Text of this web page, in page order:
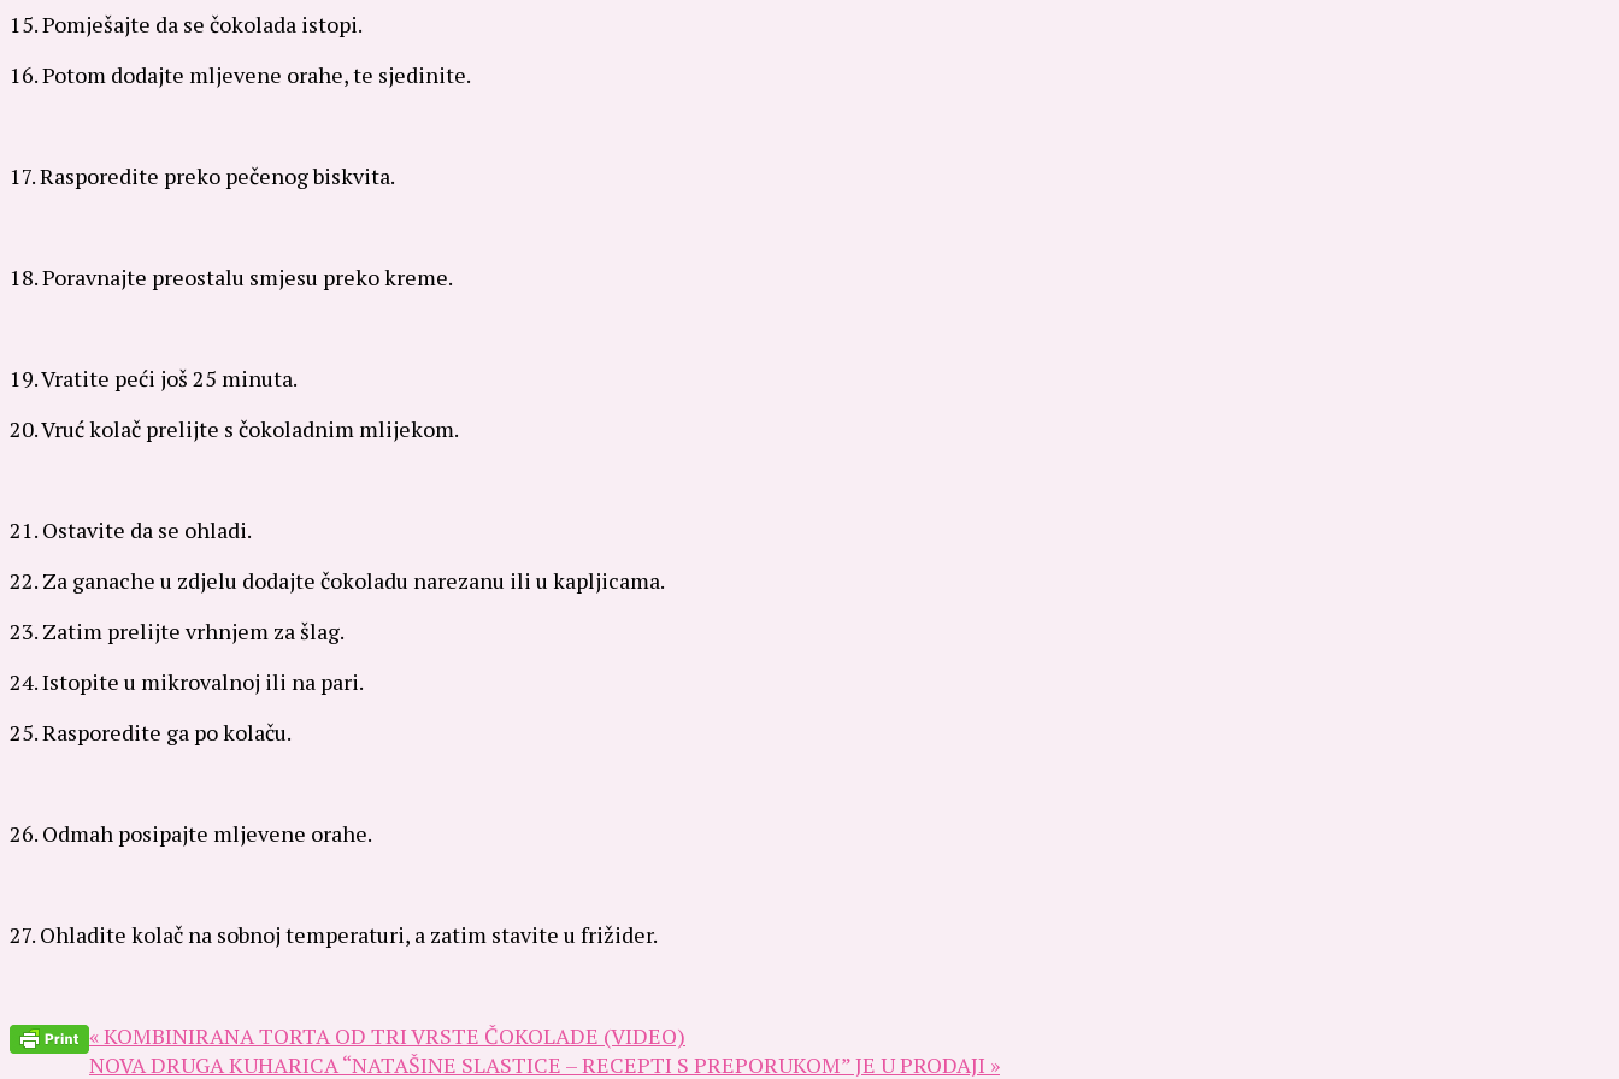
15. Pomješajte da se čokolada istopi.
16. Potom dodajte mljevene orahe, te sjedinite.
17. Rasporedite preko pečenog biskvita.
18. Poravnajte preostalu smjesu preko kreme.
19. Vratite peći još 25 minuta.
20. Vruć kolač prelijte s čokoladnim mlijekom.
21. Ostavite da se ohladi.
22. Za ganache u zdjelu dodajte čokoladu narezanu ili u kapljicama.
23. Zatim prelijte vrhnjem za šlag.
24. Istopite u mikrovalnoj ili na pari.
25. Rasporedite ga po kolaču.
26. Odmah posipajte mljevene orahe.
27. Ohladite kolač na sobnoj temperaturi, a zatim stavite u frižider.
« KOMBINIRANA TORTA OD TRI VRSTE ČOKOLADE (VIDEO)
NOVA DRUGA KUHARICA “NATAŠINE SLASTICE – RECEPTI S PREPORUKOM” JE U PRODAJI »